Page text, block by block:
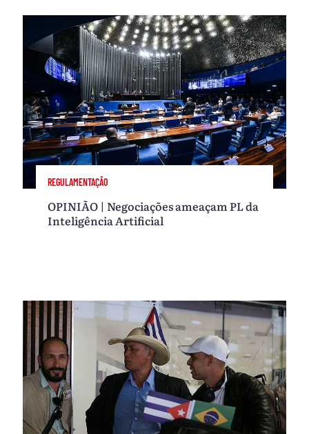
REGULAMENTAÇÃO
OPINIÃO | Negociações ameaçam PL da
Inteligência Artificial